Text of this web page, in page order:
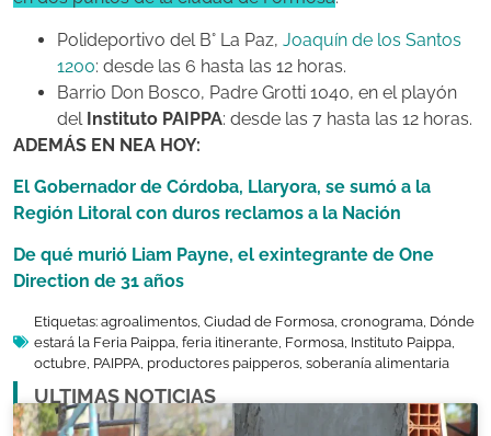
Polideportivo del B° La Paz, Joaquín de los Santos
1200: desde las 6 hasta las 12 horas.
Barrio Don Bosco, Padre Grotti 1040, en el playón
del Instituto PAIPPA: desde las 7 hasta las 12 horas.
ADEMÁS EN NEA HOY:
El Gobernador de Córdoba, Llaryora, se sumó a la
Región Litoral con duros reclamos a la Nación
De qué murió Liam Payne, el exintegrante de One
Direction de 31 años
Etiquetas: agroalimentos Ciudad de Formosa cronograma Dónde
estará la Feria Paippa feria itinerante Formosa Instituto Paippa
octubre PAIPPA productores paipperos soberanía alimentaria
ULTIMAS NOTICIAS